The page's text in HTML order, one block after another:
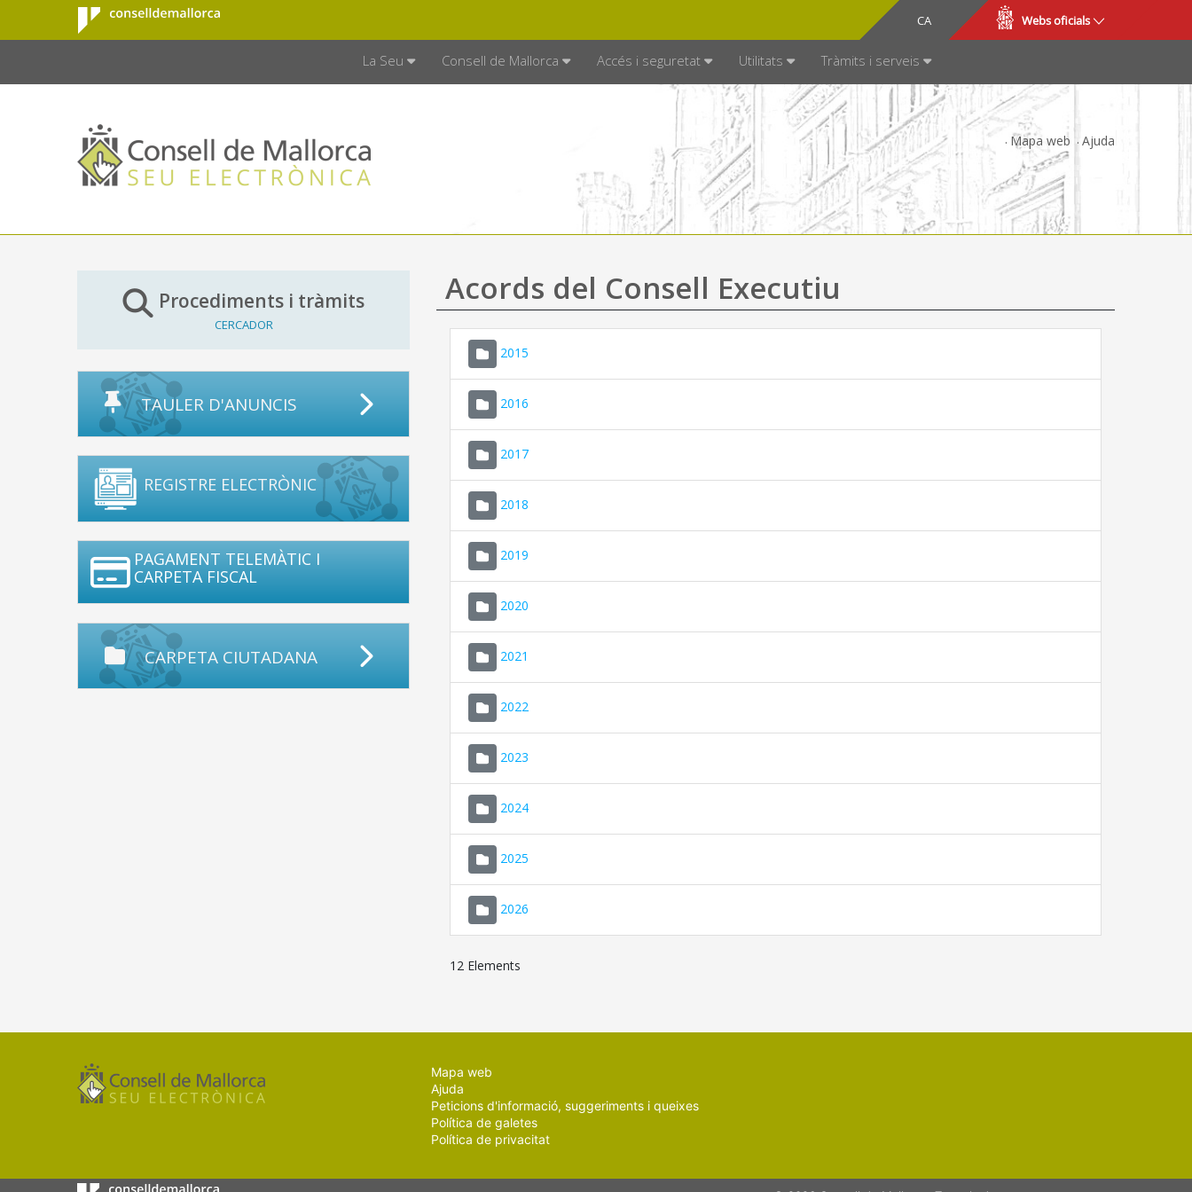
Salta al contingut principal
Consell de
Mallorca
CA
ES Webs oficials
La Seu Consell de Mallorca Accés i seguretat Utilitats Tràmits i serveis
Mapa web Ajuda
Procediments i tràmits
CERCADOR
TAULER D'ANUNCIS
REGISTRE ELECTRÒNIC
PAGAMENT TELEMÀTIC I
CARPETA FISCAL
CARPETA CIUTADANA
Acords del Consell Executiu
2015
2016
2017
2018
2019
2020
2021
2022
2023
2024
2025
2026
12 Elements
Mapa web
Ajuda
Peticions d'informació, suggeriments i queixes
Política de galetes
Política de privacitat